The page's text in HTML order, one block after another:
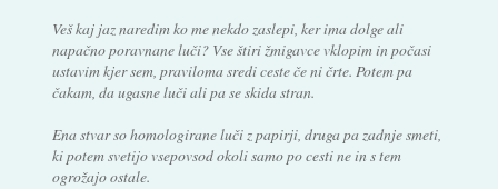
Veš kaj jaz naredim ko me nekdo zaslepi, ker ima dolge ali
napačno poravnane luči? Vse štiri žmigavce vklopim in počasi
ustavim kjer sem, praviloma sredi ceste če ni črte. Potem pa
čakam, da ugasne luči ali pa se skida stran.
Ena stvar so homologirane luči z papirji, druga pa zadnje smeti,
ki potem svetijo vsepovsod okoli samo po cesti ne in s tem
ogrožajo ostale.